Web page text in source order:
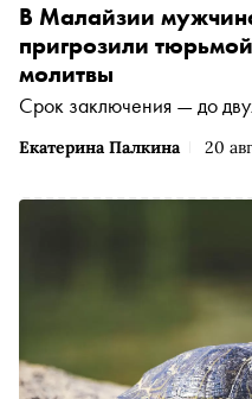
Екатерина Палкина 20
В Малайзии
пригрозили
молитвы
Срок заключения — до